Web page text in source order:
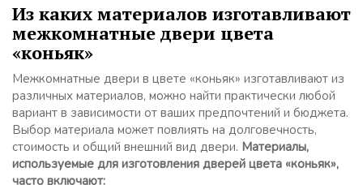
Из каких материалов изготавливают
межкомнатные двери цвета
«коньяк»
Межкомнатные двери в цвете «коньяк» изготавливают из
различных материалов, можно найти практически любой
вариант в зависимости от ваших предпочтений и бюджета.
Выбор материала может повлиять на долговечность,
стоимость и общий внешний вид двери. Материалы,
используемые для изготовления дверей цвета «коньяк»,
часто включают: